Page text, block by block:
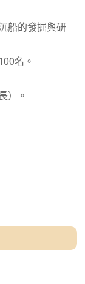
船的發掘與研
名。
）。